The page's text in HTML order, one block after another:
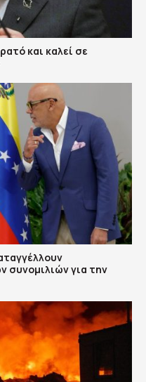
και καλεί σε
συνομιλιών για την